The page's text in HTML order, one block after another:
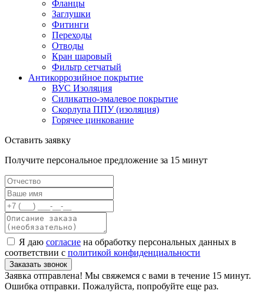
Фланцы
Заглушки
Фитинги
Переходы
Отводы
Кран шаровый
Фильтр сетчатый
Антикоррозийное покрытие
ВУС Изоляция
Силикатно-эмалевое покрытие
Скорлупа ППУ (изоляция)
Горячее цинкование
Оставить заявку
Получите персональное предложение за 15 минут
Я даю согласие на обработку персональных данных в
соответствии с политикой конфиденциальности
Заказать звонок
Заявка отправлена! Мы свяжемся с вами в течение 15 минут.
Ошибка отправки. Пожалуйста, попробуйте еще раз.